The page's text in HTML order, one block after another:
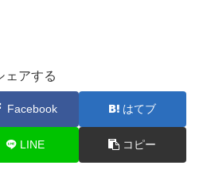
ェアする
Facebook はてブ
LINE コピー